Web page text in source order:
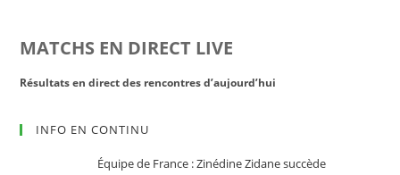
MATCHS EN DIRECT LIVE
Résultats en direct des rencontres d’aujourd’hui
INFO EN CONTINU
Équipe de France : Zinédine Zidane succède